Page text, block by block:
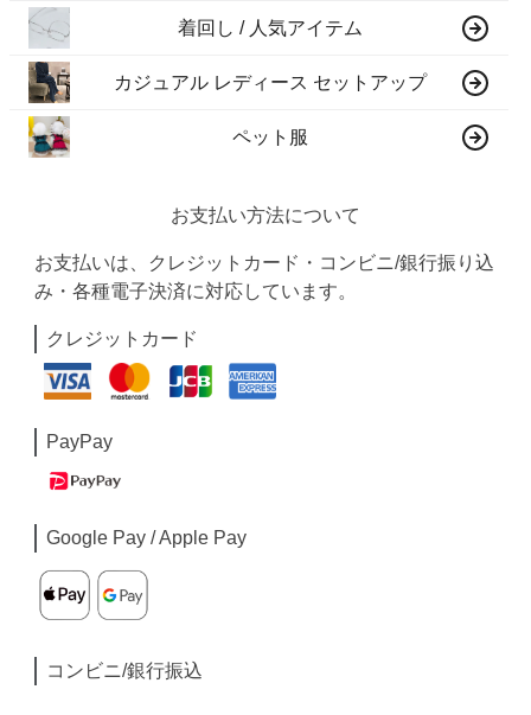
着回し / 人気アイテム
カジュアル レディース セットアップ
ペット服
お支払い方法について
お支払いは、クレジットカード・コンビニ/銀行振り込
み・各種電子決済に対応しています。
クレジットカード
PayPay
Google Pay / Apple Pay
コンビニ/銀行振込